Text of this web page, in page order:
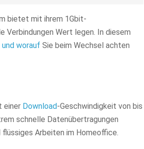
bietet mit ihrem 1Gbit-
Verbindungen Wert legen. In diesem
und worauf Sie beim Wechsel achten
einer Download-Geschwindigkeit von bis
schnelle Datenübertragungen
Arbeiten im Homeoffice.